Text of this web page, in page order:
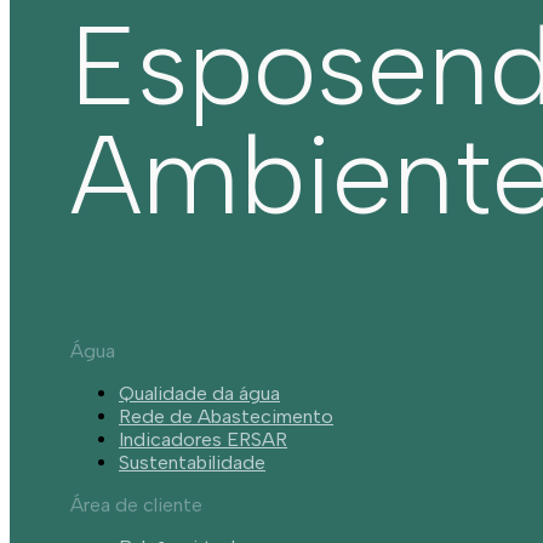
Água
Qualidade da água
Rede de Abastecimento
Indicadores ERSAR
Sustentabilidade
Área de cliente